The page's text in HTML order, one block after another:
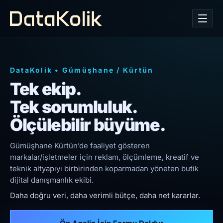
DataKolik • Gümüşhane / Kürtün
Tek ekip.
Tek sorumluluk.
Ölçülebilir büyüme.
Gümüşhane Kürtün’de faaliyet gösteren
markalar/işletmeler için reklam, ölçümleme, kreatif ve
teknik altyapıyı birbirinden koparmadan yöneten butik
dijital danışmanlık ekibi.
Daha doğru veri, daha verimli bütçe, daha net kararlar.